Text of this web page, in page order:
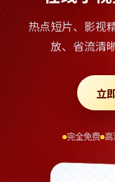
热点短片、影视
放、省流清晰
立
完全免费